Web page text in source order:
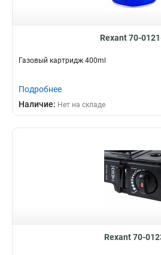
Rexant 70-
Газовый картридж 400ml
Подробнее
Наличие: Нет на складе
Rexant 70-